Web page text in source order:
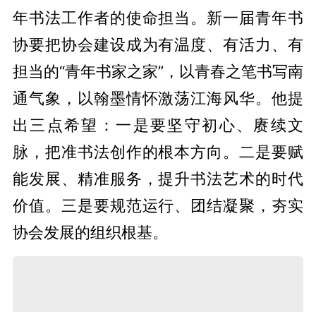
年书法工作者的使命担当。新一届青年书
协要把协会建设成为有温度、有活力、有
担当的“青年书家之家”，以青春之笔书写南
通气象，以翰墨情怀激荡江海风华。他提
出三点希望：一是要坚守初心、赓续文
脉，把准书法创作的根本方向。二是要赋
能发展、精准服务，提升书法艺术的时代
价值。三是要规范运行、团结凝聚，夯实
协会发展的组织根基。